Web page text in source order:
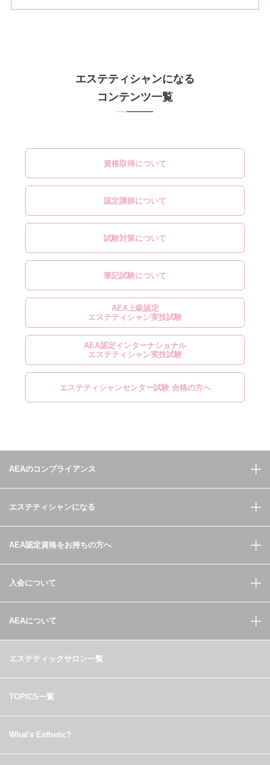
エステティシャンになる
コンテンツ一覧
資格取得について
認定講師について
試験対策について
筆記試験について
AEA上級認定
エステティシャン実技試験
AEA認定インターナショナル
エステティシャン実技試験
エステティシャンセンター試験 合格の方へ
AEAのコンプライアンス
エステティシャンになる
AEA認定資格をお持ちの方へ
入会について
AEAについて
エステティックサロン一覧
TOPICS一覧
What's Esthetic?